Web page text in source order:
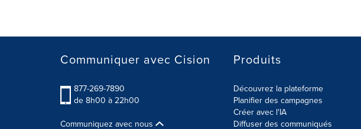
Communiquer avec Cision
877-269-7890
de 8h00 à 22h00
Communiquez avec nous
Produits
Découvrez la plateforme
Planifier des campagnes
Créer avec l'IA
Diffuser des communiqués